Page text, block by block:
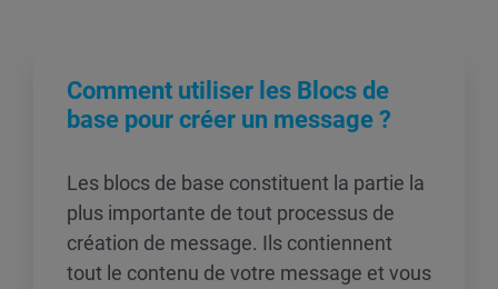
Comment utiliser les Blocs de
base pour créer un message ?
Les blocs de base constituent la partie la
plus importante de tout processus de
création de message. Ils contiennent
tout le contenu de votre message et vous